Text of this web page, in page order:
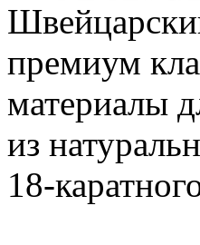
премиум
материалы
из
18-